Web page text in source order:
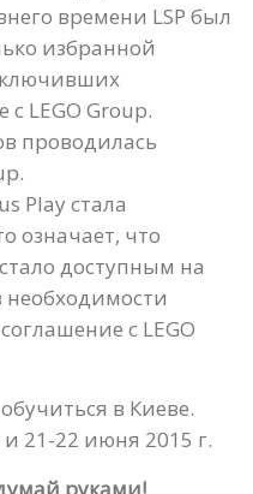
времени LSP был
избранной
LEGO Group.
проводилась
Play стала
означает, что
доступным на
необходимости
с LEGO
в Киеве.
21-22 июня 2015 г.
руками!